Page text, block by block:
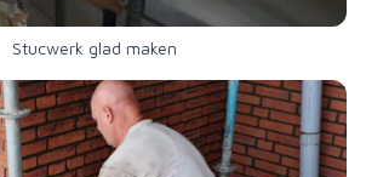
Stucwerk glad maken